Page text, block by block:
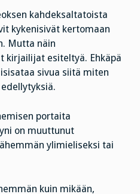
kahdeksaltatoista
kykenisivät kertomaan
Mutta näin
kirjailijat esiteltyä. Ehkäpä
sivua siitä miten
portaita
on muuttunut
ylimieliseksi tai
kuin mikään,